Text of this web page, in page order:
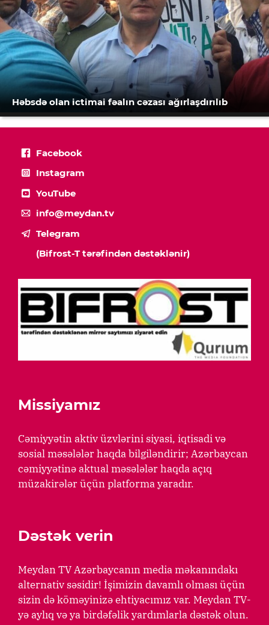
Həbsdə olan ictimai fəalın cəzası ağırlaşdırılıb
Facebook
Instagram
YouTube
info@meydan.tv
Telegram
(Bifrost-T tərəfindən dəstəklənir)
Missiyamız
Cəmiyyətin aktiv üzvlərini siyasi, iqtisadi və
sosial məsələlər haqda bilgiləndirir; Azərbaycan
cəmiyyətinə aktual məsələlər haqda açıq
müzakirələr üçün platforma yaradır.
Dəstək verin
Meydan TV Azərbaycanın media məkanındakı
alternativ səsidir! İşimizin davamlı olması üçün
sizin də köməyinizə ehtiyacımız var. Meydan TV-
yə aylıq və ya birdəfəlik yardımlarla dəstək olun.